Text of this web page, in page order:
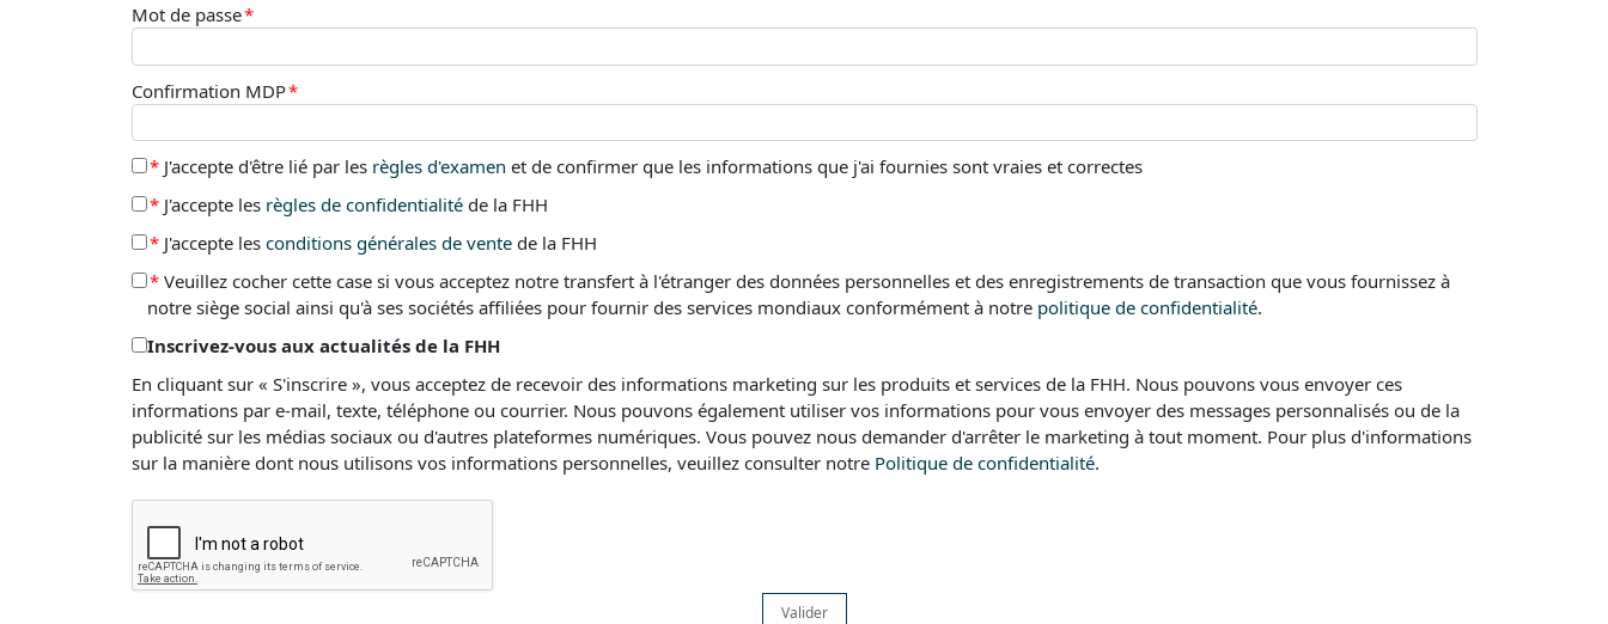
Mot de passe*
Confirmation MDP*
*J'accepte d'être lié par les règles d'examen et de confirmer que les informations que j'ai fournies sont vraies et correctes
*J'accepte les règles de confidentialitéde la FHH
*J'accepte les conditions générales de ventede la FHH
*Veuillez cocher cette case si vous acceptez notre transfert à l'étranger des données personnelles et des enregistrements de transaction que vous fournissez à
notre siège social ainsi qu'à ses sociétés affiliées pour fournir des services mondiaux conformément à notre politique de confidentialité.
Inscrivez-vous aux actualités de la FHH
En cliquant sur « S'inscrire », vous acceptez de recevoir des informations marketing sur les produits et services de la FHH. Nous pouvons vous envoyer ces
informations par e-mail, texte, téléphone ou courrier. Nous pouvons également utiliser vos informations pour vous envoyer des messages personnalisés ou de la
publicité sur les médias sociaux ou d'autres plateformes numériques. Vous pouvez nous demander d'arrêter le marketing à tout moment. Pour plus d'informations
sur la manière dont nous utilisons vos informations personnelles, veuillez consulter notre Politique de confidentialité.